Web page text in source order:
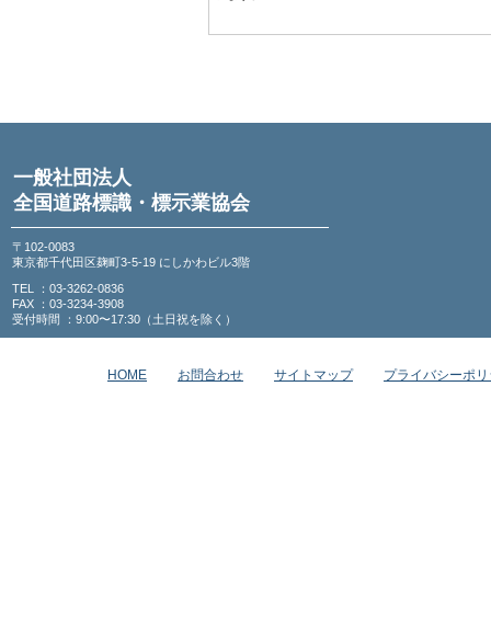
一般社団法人
全国道路標識・標示業協会
〒102-0083
東京都千代田区麹町3-5-19 にしかわビル3階
TEL ：03-3262-0836
FAX ：03-3234-3908
受付時間 ：9:00〜17:30（土日祝を除く）
HOME お問合わせ サイトマップ プライバシーポ